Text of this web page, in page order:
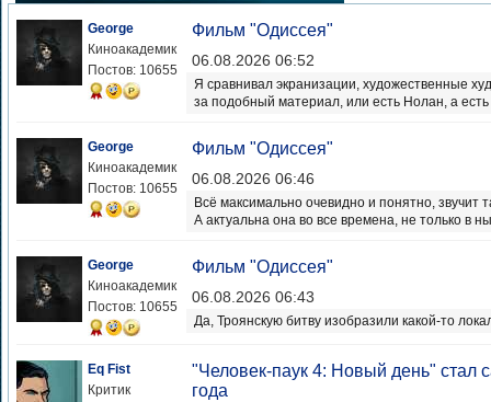
George
Киноакадемик
Постов: 10655
Фильм "Одиссея"
06.08.2026 06:52
Я сравнивал экранизации, художественные
за подобный материал, или есть Нолан, а
George
Киноакадемик
Постов: 10655
Фильм "Одиссея"
06.08.2026 06:46
Всё максимально очевидно и понятно, звучит
А актуальна она во все времена, не только в
George
Киноакадемик
Постов: 10655
Фильм "Одиссея"
06.08.2026 06:43
Да, Троянскую битву изобразили какой-то
Eq Fist
Критик
"Человек-паук 4: Новый день"
года